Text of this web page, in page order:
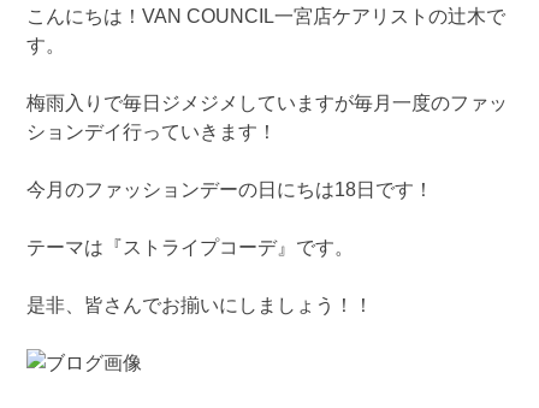
こんにちは！VAN COUNCIL一宮店ケアリストの辻木で
す。
梅雨入りで毎日ジメジメしていますが毎月一度のファッ
ションデイ行っていきます！
今月のファッションデーの日にちは18日です！
テーマは『ストライプコーデ』です。
是非、皆さんでお揃いにしましょう！！